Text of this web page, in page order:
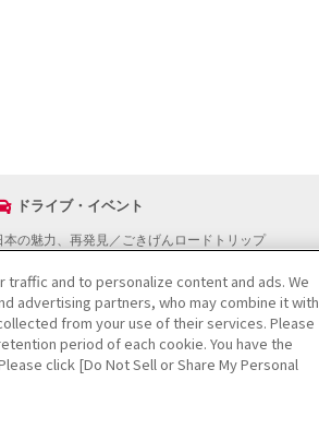
ドライブ・イベント
本の魅力、再発見／ごきげんロードトリップ
でかけスポットを探す
ライブコースを探す
ベントを探す
地図から探す
and to personalize content and ads. We
advertising partners, who may combine it with
from your use of their services. Please
period of each cookie. You have the
click [Do Not Sell or Share My Personal